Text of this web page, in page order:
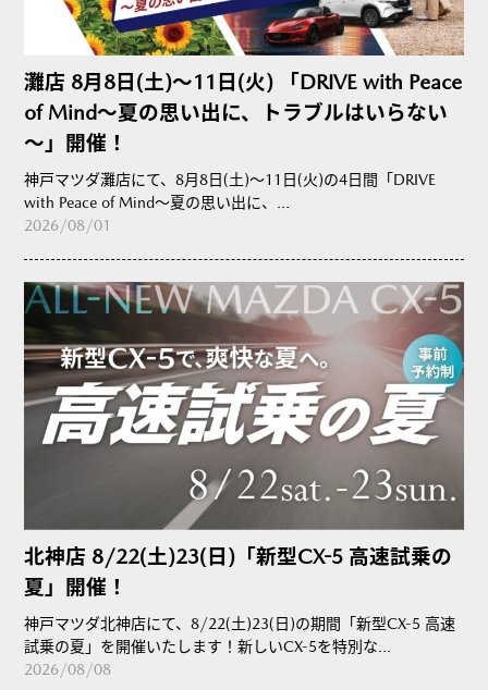
灘店 8月8日(土)～11日(火) 「DRIVE with Peace
of Mind～夏の思い出に、トラブルはいらない
～」開催！
神戸マツダ灘店にて、8月8日(土)～11日(火)の4日間「DRIVE
with Peace of Mind～夏の思い出に、...
2026/08/01
北神店 8/22(土)23(日)「新型CX-5 高速試乗の
夏」開催！
神戸マツダ北神店にて、8/22(土)23(日)の期間「新型CX-5 高速
試乗の夏」を開催いたします！新しいCX-5を特別な...
2026/08/08